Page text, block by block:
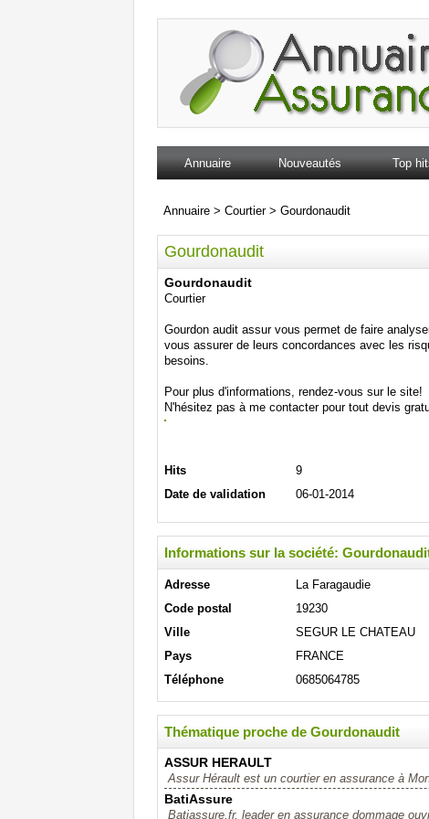
Annuaire Nouveautés Top
Annuaire > Courtier> Gourdonaudit
Gourdonaudit
Gourdonaudit
Courtier
Gourdon audit assur vous permet de faire
vous assurer de leurs concordances avec les
besoins.
Pour plus d'informations, rendez-vous sur le site!
N'hésitez pas à me contacter pour tout devis
Hits
9
Date de validation
06-01-2014
Informations sur la société:
Adresse
La Faragaudie
Code postal
19230
Ville
SEGUR LE CHATEAU
Pays
FRANCE
Téléphone
0685064785
Thématique proche de Gourdonaudit
ASSUR HERAULT
Assur Hérault est un courtier en assurance à
BatiAssure
Batiassure.fr, leader en assurance dommage